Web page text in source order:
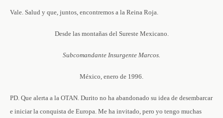
Vale. Salud y que, juntos, encontremos a la Reina Roja.
Desde las montañas del Sureste Mexicano.
Subcomandante Insurgente Marcos.
México, enero de 1996.
PD. Que alerta a la OTAN. Durito no ha abandonado su idea de desembarcar
e iniciar la conquista de Europa. Me ha invitado, pero yo tengo muchas